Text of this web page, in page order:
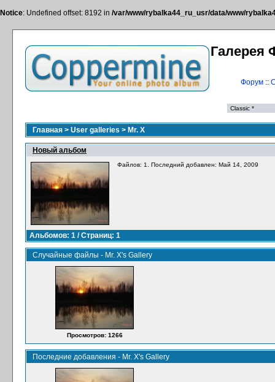
Notice: Undefined offset: 8192 in /var/www/rybalka44_ru_usr/data/www/
Галерея
Форум::
Главная > User galleries > Mr. X
Новый альбом
Файлов: 1. Последний добавлен: Май 14, 2009
Альбомов: 1 / Страниц: 1
Случайные файлы - Mr. X's Gallery
Просмотров: 1266
Последние добавления - Mr. X's Gallery